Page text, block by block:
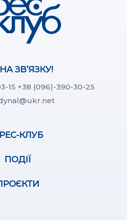
ЗВ’ЯЗКУ!
15 +38 (096)-390-30-25
КЛУБ
ПОДІЇ